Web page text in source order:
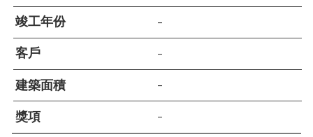
竣工年份 –
客戶 –
建築面積 –
獎項 –